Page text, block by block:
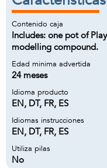
Contenido caja
Includes: one pot of
modelling compound.
Edad minima advertida
24 meses
Idioma producto
EN, DT, FR, ES
Idiomas instrucciones
EN, DT, FR, ES
Utiliza pilas
No